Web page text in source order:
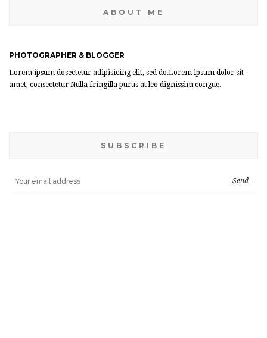
ABOUT ME
PHOTOGRAPHER & BLOGGER
Lorem ipsum dosectetur adipisicing elit, sed do.Lorem ipsum dolor sit
amet, consectetur Nulla fringilla purus at leo dignissim congue.
SUBSCRIBE